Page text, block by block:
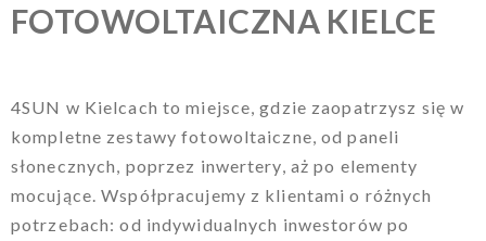
FOTOWOLTAICZNA KIELCE
4SUN w Kielcach to miejsce, gdzie zaopatrzysz się w
kompletne zestawy fotowoltaiczne, od paneli
słonecznych, poprzez inwertery, aż po elementy
mocujące. Współpracujemy z klientami o różnych
potrzebach: od indywidualnych inwestorów po